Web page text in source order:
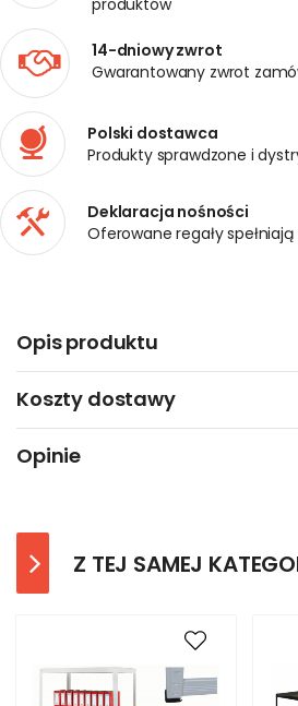
produktów
14-dniowy zwrot
Gwarantowany zwrot
Polski dostawca
Produkty sprawdzone i
Deklaracja nośności
Oferowane regały
Opis produktu
Koszty dostawy
Opinie
Z TEJ SAMEJ